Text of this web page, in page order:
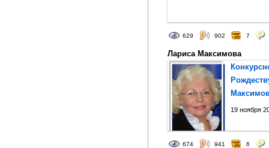
629 902 7
Лариса Максимова
19 ноября
674 941 6